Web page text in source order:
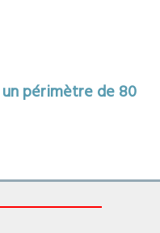
périmètre de 80